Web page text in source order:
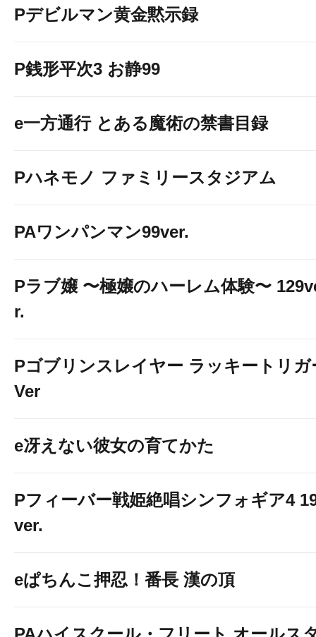
Pデビルマン黄金黙示録
P銭形平次3 お静99
e一方通行 とある魔術の禁書目録
Pハネモノ ファミリースタジアム
PAワンパンマン99ver.
Pラブ嬢 〜極嬢のハーレム体験〜
r.
Pゴブリンスレイヤー ラッキートリガ
Ver
e冴えない彼女の育てかた
Pフィーバー戦姫絶唱シンフォギア4
ver.
eぱちんこ押忍！番長 漢の頂